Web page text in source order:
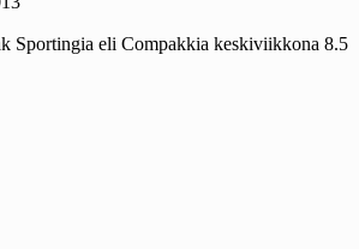
Sportingia eli Compakkia keskiviikkona 8.5